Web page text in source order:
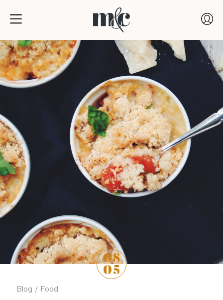
08
05
Blog / Food